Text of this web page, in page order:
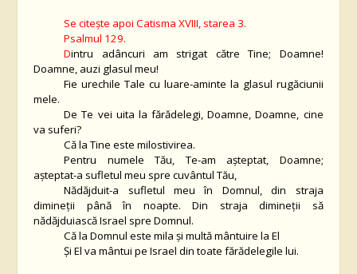
Se citeşte apoi Catisma XVIII, starea 3.
Psalmul 129.
Dintru adâncuri am strigat către Tine; Doamne!
Doamne, auzi glasul meu!
Fie urechile Tale cu luare-aminte la glasul rugăciunii
mele.
De Te vei uita la fărădelegi, Doamne, Doamne, cine
va suferi?
Că la Tine este milostivirea.
Pentru numele Tău, Te-am aşteptat, Doamne;
aşteptat-a sufletul meu spre cuvântul Tău,
Nădăjduit-a sufletul meu în Domnul, din straja
dimineţii până în noapte. Din straja dimineţii să
nădăjduiască Israel spre Domnul.
Că la Domnul este mila şi multă mântuire la El
Şi El va mântui pe Israel din toate fărădelegile lui.